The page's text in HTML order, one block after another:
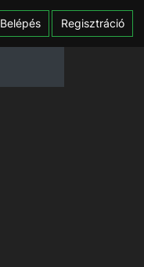
Belépés Regisztráció